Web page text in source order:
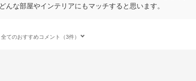
んな部屋やインテリアにもマッチすると思います。
全てのおすすめコメント（3件）